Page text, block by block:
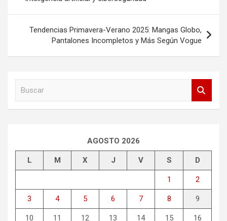
entradas
Tendencias Primavera-Verano 2025: Mangas Globo,
Pantalones Incompletos y Más Según Vogue
AGOSTO 2026
L M X J V S D
1 2
3 4 5 6 7 8 9
10 11 12 13 14 15 16